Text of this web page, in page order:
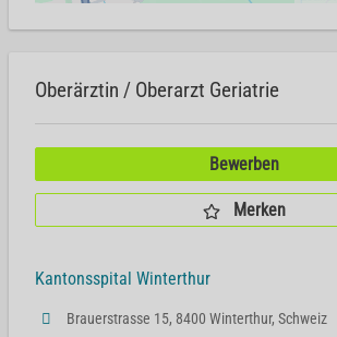
Oberärztin / Oberarzt Geriatrie
Bewerben
Merken
Kantonsspital Winterthur
Brauerstrasse 15, 8400 Winterthur, Schweiz